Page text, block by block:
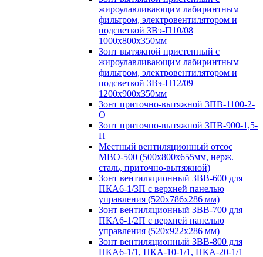
жироулавливающим лабиринтным
фильтром, электровентилятором и
подсветкой ЗВэ-П10/08
1000х800х350мм
Зонт вытяжной пристенный с
жироулавливающим лабиринтным
фильтром, электровентилятором и
подсветкой ЗВэ-П12/09
1200х900х350мм
Зонт приточно-вытяжной ЗПВ-1100-2-
О
Зонт приточно-вытяжной ЗПВ-900-1,5-
П
Местный вентиляционный отсос
МВО-500 (500х800х655мм, нерж.
сталь, приточно-вытяжной)
Зонт вентиляционный ЗВВ-600 для
ПКА6-1/3П с верхней панелью
управления (520х786х286 мм)
Зонт вентиляционный ЗВВ-700 для
ПКА6-1/2П с верхней панелью
управления (520х922х286 мм)
Зонт вентиляционный ЗВВ-800 для
ПКА6-1/1, ПКА-10-1/1, ПКА-20-1/1